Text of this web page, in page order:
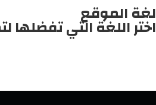
لغة الموقع
اختر اللغة التي